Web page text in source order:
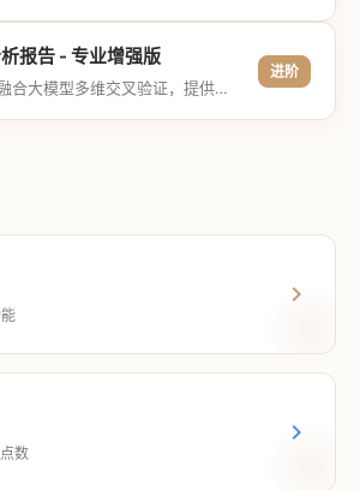
报告 - 专业增强版
在专业排盘基础上融合大模型多维交叉验证，提供更详尽的流年推演、应期运筹、象意深度剖析，以及全方位的运筹决策指导。
进阶
数